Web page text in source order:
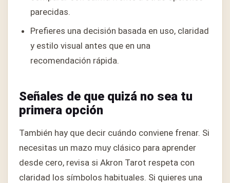
parecidas.
Prefieres una decisión basada en uso, claridad
y estilo visual antes que en una
recomendación rápida.
Señales de que quizá no sea tu
primera opción
También hay que decir cuándo conviene frenar. Si
necesitas un mazo muy clásico para aprender
desde cero, revisa si Akron Tarot respeta con
claridad los símbolos habituales. Si quieres una